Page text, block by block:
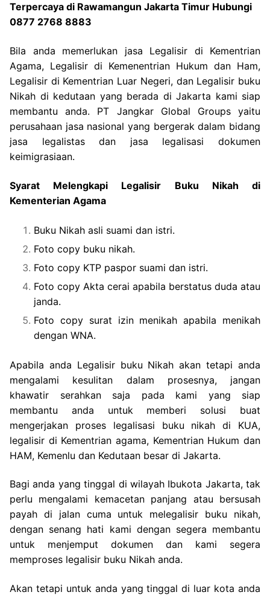
Terpercaya di Rawamangun Jakarta Timur Hubungi
0877 2768 8883
Bila anda memerlukan jasa Legalisir di Kementrian
Agama, Legalisir di Kemenentrian Hukum dan Ham,
Legalisir di Kementrian Luar Negeri, dan Legalisir buku
Nikah di kedutaan yang berada di Jakarta kami siap
membantu anda. PT Jangkar Global Groups yaitu
perusahaan jasa nasional yang bergerak dalam bidang
jasa legalistas dan jasa legalisasi dokumen
keimigrasiaan.
Syarat Melengkapi Legalisir Buku Nikah di
Kementerian Agama
Buku Nikah asli suami dan istri.
Foto copy buku nikah.
Foto copy KTP paspor suami dan istri.
Foto copy Akta cerai apabila berstatus duda atau
janda.
Foto copy surat izin menikah apabila menikah
dengan WNA.
Apabila anda Legalisir buku Nikah akan tetapi anda
mengalami kesulitan dalam prosesnya, jangan
khawatir serahkan saja pada kami yang siap
membantu anda untuk memberi solusi buat
mengerjakan proses legalisasi buku nikah di KUA,
legalisir di Kementrian agama, Kementrian Hukum dan
HAM, Kemenlu dan Kedutaan besar di Jakarta.
Bagi anda yang tinggal di wilayah Ibukota Jakarta, tak
perlu mengalami kemacetan panjang atau bersusah
payah di jalan cuma untuk melegalisir buku nikah,
dengan senang hati kami dengan segera membantu
untuk menjemput dokumen dan kami segera
memproses legalisir buku Nikah anda.
Akan tetapi untuk anda yang tinggal di luar kota anda